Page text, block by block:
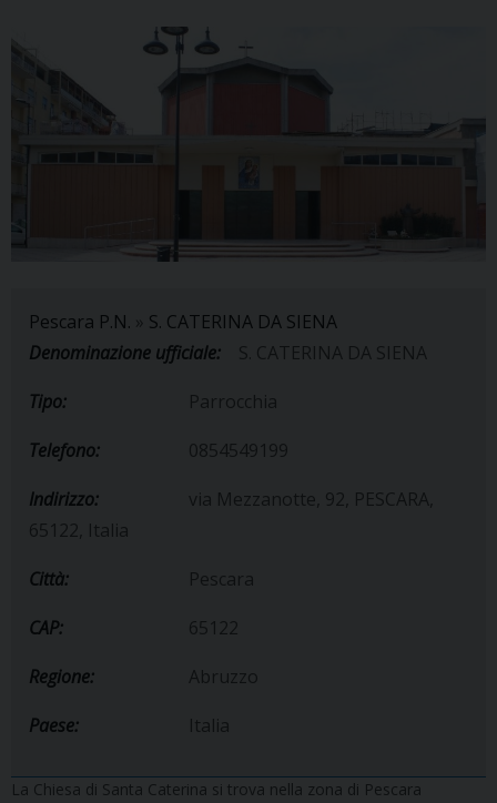
Pescara P.N. » S. CATERINA DA SIENA
Denominazione ufficiale:
S. CATERINA DA SIENA
Tipo:
Parrocchia
Telefono:
0854549199
Indirizzo:
via Mezzanotte, 92, PESCARA,
65122, Italia
Città:
Pescara
CAP:
65122
Regione:
Abruzzo
Paese:
Italia
La Chiesa di Santa Caterina si trova nella zona di Pescara